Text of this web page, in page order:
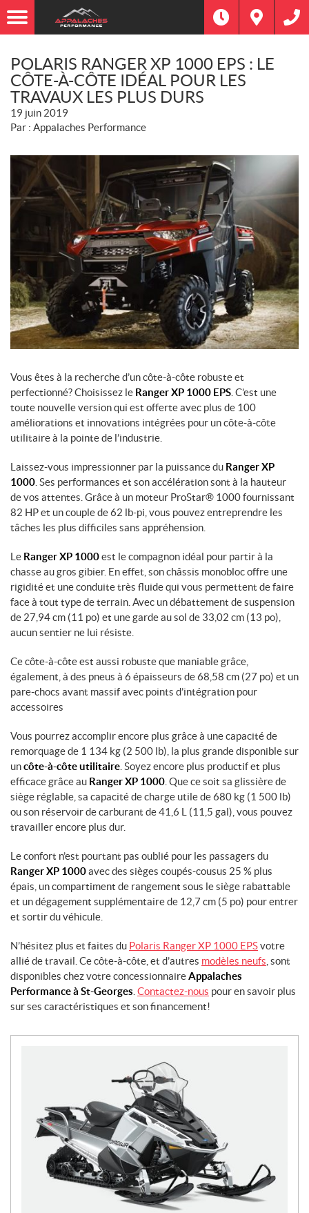
POLARIS RANGER XP 1000 EPS : LE
CÔTE-À-CÔTE IDÉAL POUR LES
TRAVAUX LES PLUS DURS
19 juin 2019
Par : Appalaches Performance
Vous êtes à la recherche d’un côte-à-côte robuste et
perfectionné? Choisissez le Ranger XP 1000 EPS . C’est une
toute nouvelle version qui est offerte avec plus de 100
améliorations et innovations intégrées pour un côte-à-côte
utilitaire à la pointe de l’industrie.
Laissez-vous impressionner par la puissance du Ranger XP
1000 . Ses performances et son accélération sont à la hauteur
de vos attentes. Grâce à un moteur ProStar® 1000 fournissant
82 HP et un couple de 62 lb-pi, vous pouvez entreprendre les
tâches les plus difficiles sans appréhension.
Le Ranger XP 1000est le compagnon idéal pour partir à la
chasse au gros gibier. En effet, son châssis monobloc offre une
rigidité et une conduite très fluide qui vous permettent de faire
face à tout type de terrain. Avec un débattement de suspension
de 27,94 cm (11 po) et une garde au sol de 33,02 cm (13 po)
aucun sentier ne lui résiste.
Ce côte-à-côte est aussi robuste que maniable grâce,
également, à des pneus à 6 épaisseurs de68,58 cm (27 po) et un
pare-chocs avant massif avec points d’intégration pour
accessoires
Vous pourrez accomplir encore plus grâce à une capacité de
remorquage de 1 134 kg (2 500 lb) , la plus grande disponible sur
uncôte-à-côte utilitaire . Soyez encore plus productif et plus
efficace grâce au Ranger XP 1000 . Que ce soit sa glissière de
siège réglable, sa capacité de charge utile de680 kg (1 500 lb)
ou son réservoir de carburant de41,6 L (11,5 gal) , vous pouvez
travailler encore plus dur.
Le confort n’est pourtant pas oublié pour les passagers du
Ranger XP 1000avec des sièges coupés-cousus 25 % plus
épais, un compartiment de rangement sous le siège rabattable
et un dégagement supplémentaire de 12,7 cm (5 po) pour entrer
et sortir du véhicule.
N’hésitez plus et faites du Polaris Ranger XP 1000 EPSvotre
allié de travail. Ce côte-à-côte, et d’autres modèles neufs , sont
disponibles chez votre concessionnaireAppalaches
Performance à St-Georges Contactez-nous pour en savoir plus
sur ses caractéristiques et son financement!
N